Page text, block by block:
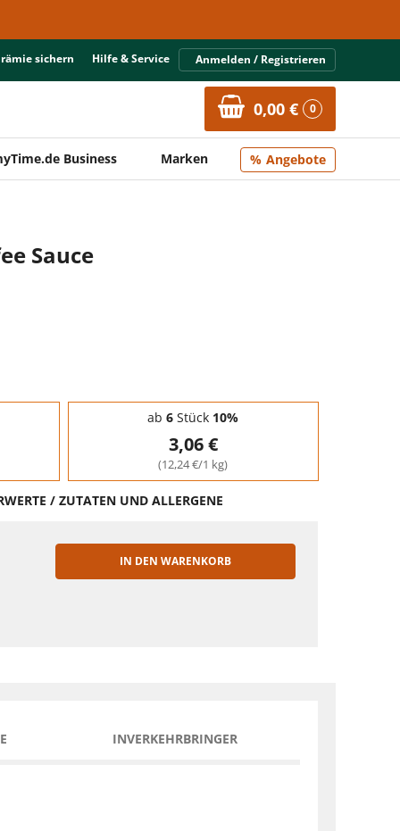
sichern Hilfe & Service Anmelden / Registrieren
0,00 € 0
Business Marken Angebote
Sauce
ab 6 Stück 10%
3,06 €
(12,24 €/1 kg)
/ ZUTATEN UND ALLERGENE
IN DEN WARENKORB
INVERKEHRBRINGER